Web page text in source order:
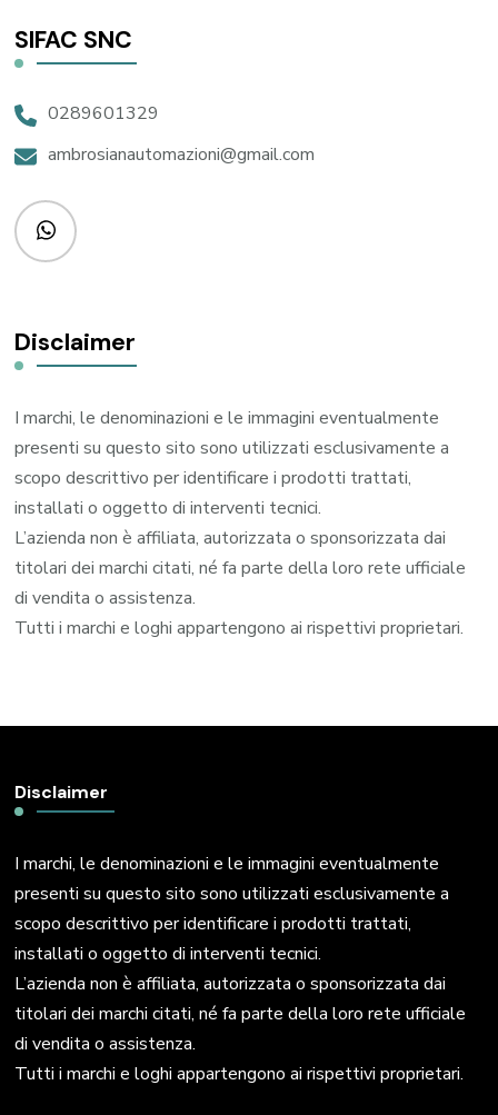
SIFAC SNC
0289601329
ambrosianautomazioni@gmail.com
Disclaimer
I marchi, le denominazioni e le immagini eventualmente
presenti su questo sito sono utilizzati esclusivamente a
scopo descrittivo per identificare i prodotti trattati,
installati o oggetto di interventi tecnici.
L’azienda non è affiliata, autorizzata o sponsorizzata dai
titolari dei marchi citati, né fa parte della loro rete ufficiale
di vendita o assistenza.
Tutti i marchi e loghi appartengono ai rispettivi proprietari.
Disclaimer
I marchi, le denominazioni e le immagini eventualmente
presenti su questo sito sono utilizzati esclusivamente a
scopo descrittivo per identificare i prodotti trattati,
installati o oggetto di interventi tecnici.
L’azienda non è affiliata, autorizzata o sponsorizzata dai
titolari dei marchi citati, né fa parte della loro rete ufficiale
di vendita o assistenza.
Tutti i marchi e loghi appartengono ai rispettivi proprietari.